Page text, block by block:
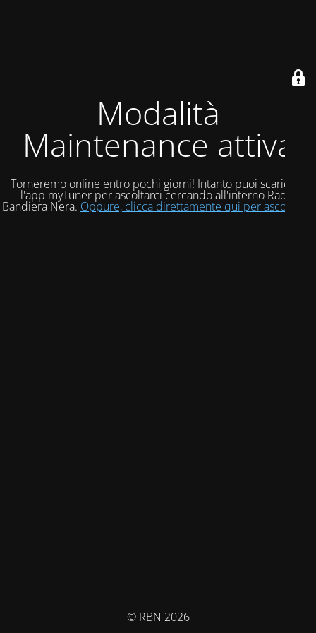
Modalità
Maintenance attiva
Torneremo online entro pochi giorni! Intanto puoi scaricare
l'app myTuner per ascoltarci cercando all'interno Radio
Bandiera Nera. Oppure, clicca direttamente qui per ascoltarci!
© RBN 2026